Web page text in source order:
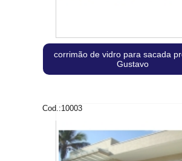
corrimão de vidro para sacada
Gustavo
Cod.:10003